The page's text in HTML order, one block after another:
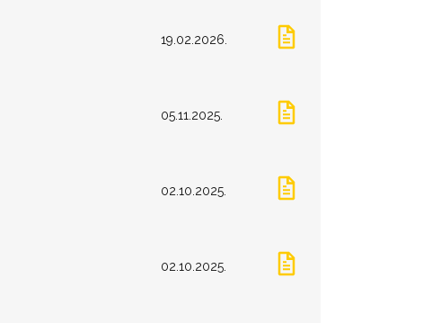
19.02.2026.
05.11.2025.
02.10.2025.
02.10.2025.